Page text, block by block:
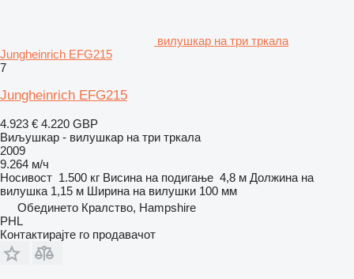
вилушкар на три тркала
Jungheinrich EFG215
7
Jungheinrich EFG215
4.923 € 4.220 GBP
Виљушкар - вилушкар на три тркала
2009
9.264 м/ч
Носивост 1.500 кг Висина на подигање 4,8 м Должина на
вилушка 1,15 м Ширина на вилушки 100 мм
Обединето Кралство, Hampshire
PHL
Контактирајте го продавачот